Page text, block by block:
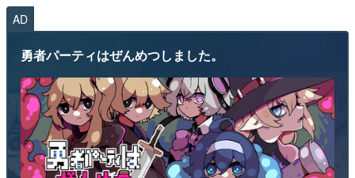
AD
勇者パーティはぜんめつしました。